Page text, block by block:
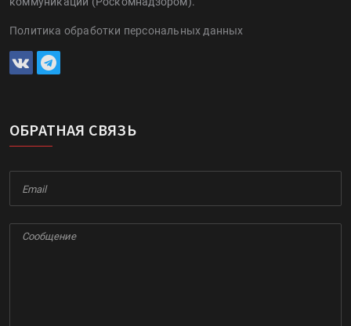
Политика обработки персональных данных
ОБРАТНАЯ СВЯЗЬ